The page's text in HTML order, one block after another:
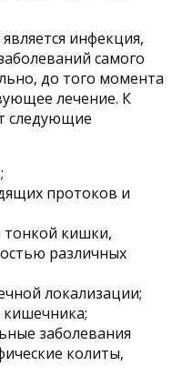
инфекция,
самого
до того момента
лечение. К
следующие
протоков и
тонкой кишки,
различных
локализации;
заболевания
колиты,